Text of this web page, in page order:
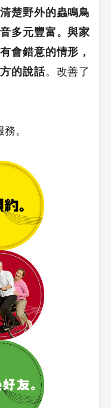
楚野外的蟲鳴鳥
多元豐富。與家
會錯意的情形，
的說話。改善了
。